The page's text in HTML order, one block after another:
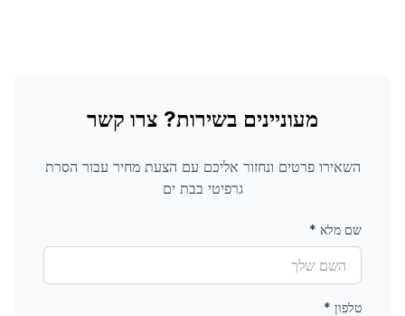
מעוניינים בשירות? צרו קשר
השאירו פרטים ונחזור אליכם עם הצעת מחיר עבור הסרת
גרפיטי בבת ים
שם מלא *
טלפון *